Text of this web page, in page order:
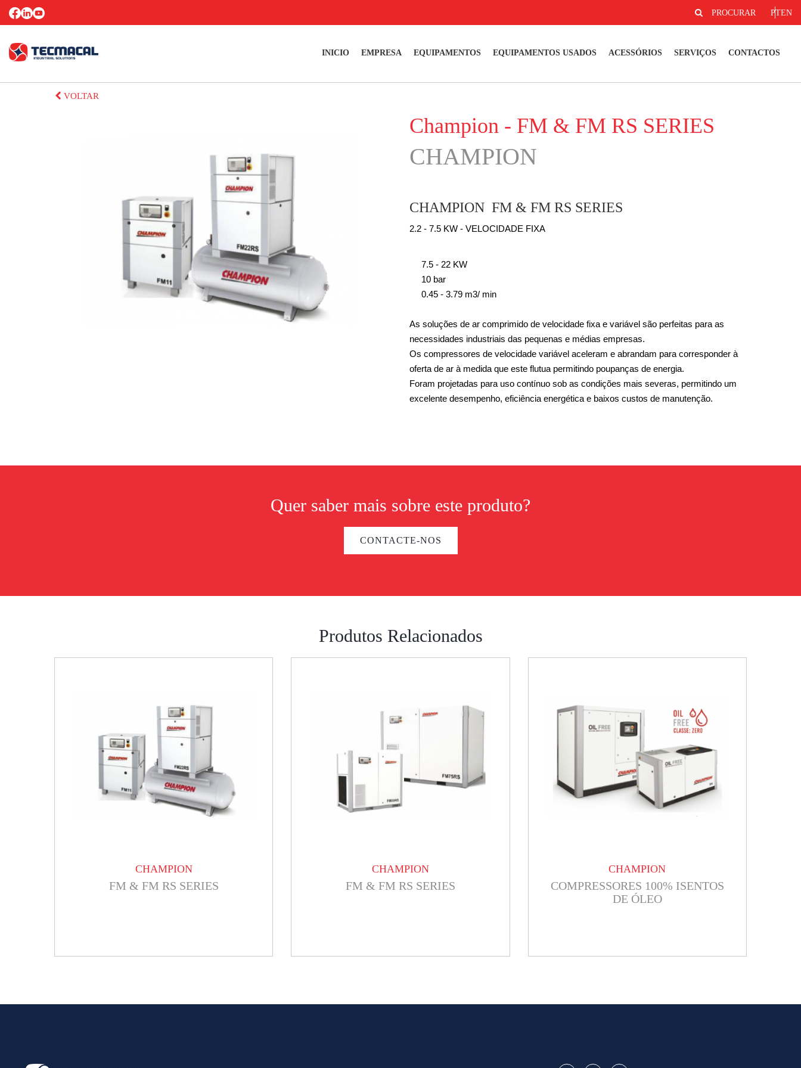
EN
PT
PROCURAR
INICIO EMPRESA EQUIPAMENTOS EQUIPAMENTOS USADOS ACESSÓRIOS SERVIÇOS CONTACTOS
VOLTAR
Champion - FM & FM RS SERIES
CHAMPION
CHAMPION FM & FM RS SERIES
2.2 - 7.5 KW - VELOCIDADE FIXA
7.5 - 22 KW
10 bar
0.45 - 3.79 m3/ min
As soluções de ar comprimido de velocidade fixa e variável são perfeitas para as
necessidades industriais das pequenas e médias empresas.
Os compressores de velocidade variável aceleram e abrandam para corresponder à
oferta de ar à medida que este flutua permitindo poupanças de energia.
Foram projetadas para uso contínuo sob as condições mais severas, permitindo um
excelente desempenho, eficiência energética e baixos custos de manutenção.
Quer saber mais sobre este produto?
CONTACTE-NOS
Produtos Relacionados
CHAMPION
FM & FM RS SERIES
CHAMPION
FM & FM RS SERIES
CHAMPION
COMPRESSORES 100% ISENTOS
DE ÓLEO